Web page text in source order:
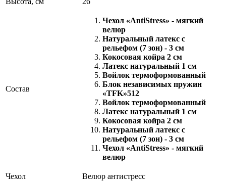
Состав
Чехол «AntiStress» - мягкий
велюр
Натуральный латекс с
рельефом (7 зон) - 3 см
Кокосовая койра 2 см
Латекс натуральный 1 см
Войлок термоформованный
Блок независимых пружин
«TFK»512
Войлок термоформованный
Латекс натуральный 1 см
Кокосовая койра 2 см
Натуральный латекс с
рельефом (7 зон) - 3 см
Чехол «AntiStress» - мягкий
велюр
Чехол
Велюр антистресс